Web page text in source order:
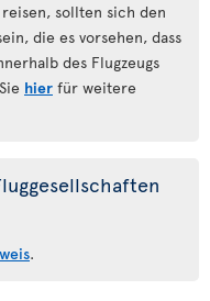
sollten sich den
die es vorsehen, dass
des Flugzeugs
hier für weitere
.